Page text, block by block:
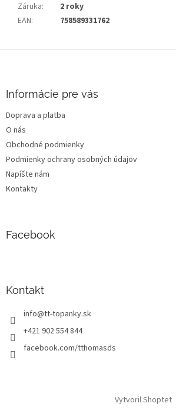
Záruka:
2 roky
EAN: 758589331762
e
Informácie pre vás
Doprava a platba
O nás
Obchodné podmienky
Podmienky ochrany osobných údajov
Napíšte nám
Kontakty
Facebook
Kontakt
info@tt-topanky.sk
+421 902 554 844
facebook.com/tthomasds
Vytvoril Shoptet